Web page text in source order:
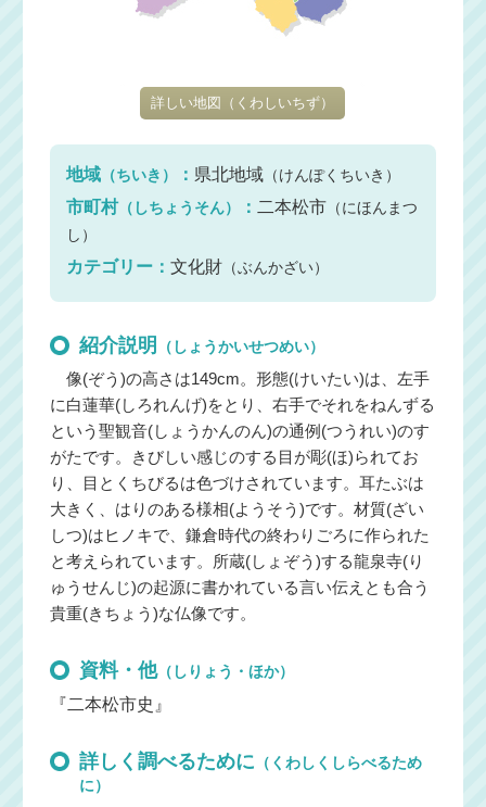
詳しい地図 （くわしいちず）
地域（ちいき） ： 県北地域（けんぽくちいき）
市町村（しちょうそん） ： 二本松市（にほんまつ
し）
カテゴリー： 文化財（ぶんかざい）
紹介説明 （しょうかいせつめい）
像(ぞう)の高さは149cm。形態(けいたい)は、左手
に白蓮華(しろれんげ)をとり、右手でそれをねんずる
という聖観音(しょうかんのん)の通例(つうれい)のす
がたです。きびしい感じのする目が彫(ほ)られてお
り、目とくちびるは色づけされています。耳たぶは
大きく、はりのある様相(ようそう)です。材質(ざい
しつ)はヒノキで、鎌倉時代の終わりごろに作られた
と考えられています。所蔵(しょぞう)する龍泉寺(り
ゅうせんじ)の起源に書かれている言い伝えとも合う
貴重(きちょう)な仏像です。
資料・他（しりょう・ほか）
『二本松市史』
詳しく調べるために （くわしくしらべるため
に）